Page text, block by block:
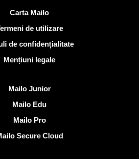
Carta Mailo
de utilizare
de confidențialitate
Mențiuni legale
Mailo Junior
Mailo Edu
Mailo Pro
Secure Cloud